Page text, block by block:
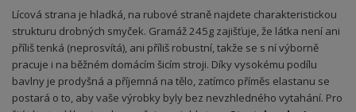
Lícová strana je hladká, na rubové straně najdete charakteristickou
strukturu drobných smyček. Gramáž 245g zajišťuje, že látka není ani
příliš tenká (neprosvítá), ani příliš robustní, takže se s ní výborně
pracuje i na běžném domácím šicím stroji. Díky vysokému podílu
bavlny je prodyšná a příjemná na tělo, zatímco příměs elastanu se
postará o to, aby vaše výrobky byly bez nevzhledného vytahání. Pro